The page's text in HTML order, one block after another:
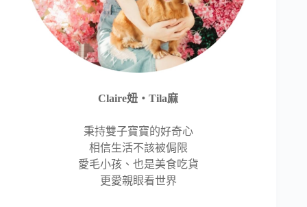
Claire妞‧Tila麻
秉持雙子寶寶的好奇心
相信生活不該被侷限
愛毛小孩、也是美食吃貨
更愛親眼看世界